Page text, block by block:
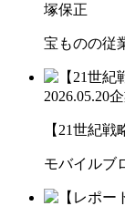
塚保正
宝ものの従
2026.05.20
【21世紀
モバイルブ